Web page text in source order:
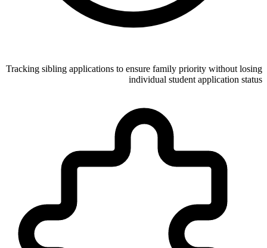
Tracking sibling applications to ensure family priority without losing
individual student application status